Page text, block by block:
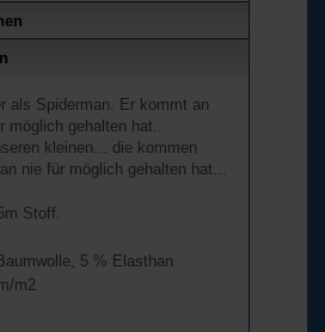
als Spiderman. Er kommt an
möglich gehalten hat..
kleinen... die kommen
nie für möglich gehalten hat...
Stoff.
5 % Elasthan
m2